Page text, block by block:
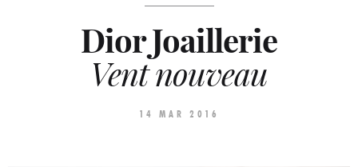
Dior Joaillerie
Vent nouveau
14 MAR 2016